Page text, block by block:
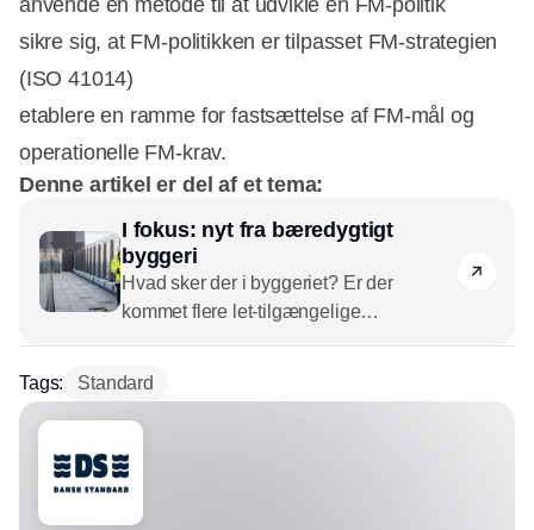
sikre sig, at FM-politikken er tilpasset FM-strategien
(ISO 41014)
etablere en ramme for fastsættelse af FM-mål og
operationelle FM-krav.
Denne artikel er del af et tema:
I fokus: nyt fra bæredygtigt
byggeri
Hvad sker der i byggeriet? Er der
kommet flere let-tilgængelige
udfordringer i det bæredygtige byggeri.
Tags: Standard